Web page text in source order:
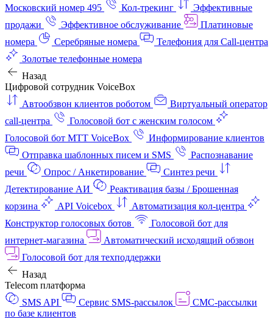
Московский номер 495
Кол-трекинг
Эффективные
продажи
Эффективное обслуживание
Платиновые
номера
Серебряные номера
Телефония для Call-центра
Золотые телефонные номера
Назад
Цифровой сотрудник VoiceBox
Автообзвон клиентов роботом
Виртуальный оператор
call-центра
Голосовой бот с женским голосом
Голосовой бот МТТ VoiceBox
Информирование клиентов
Отправка шаблонных писем и SMS
Распознавание
речи
Опрос / Анкетирование
Синтез речи
Детектирование АИ
Реактивация базы / Брошенная
корзина
API Voicebox
Автоматизация кол‑центра
Конструктор голосовых ботов
Голосовой бот для
интернет‑магазина
Автоматический исходящий обзвон
Голосовой бот для техподдержки
Назад
Telecom платформа
SMS API
Сервис SMS-рассылок
СМС-рассылки
по базе клиентов